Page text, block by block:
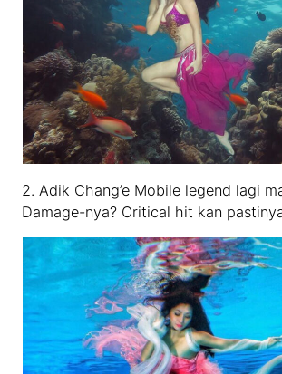
2. Adik Chang’e Mobile legend lagi
Damage-nya? Critical hit kan